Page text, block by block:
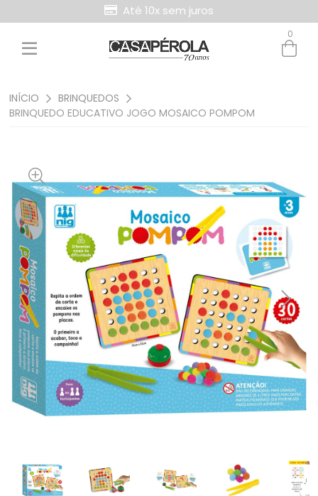
Entre com email ou cpf/cnpj
Até 10x sem juros
0
INÍCIO
BRINQUEDOS
BRINQUEDO EDUCATIVO JOGO MOSAICO POMPOM